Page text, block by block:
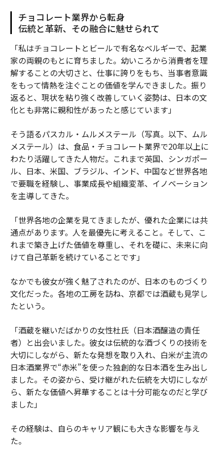
チョコレート業界から転身
伝統と革新、その融合に魅せられて
「私はチョコレートとビールで有名なベルギーで、起業
家の両親のもとに育ちました。幼いころから消費者を理
解することの大切さと、仕事に誇りをもち、当事者意識
をもって情熱を注ぐことの価値を学んできました。振り
返ると、現状を粘り強く改善していく姿勢は、日本の文
化とも非常に親和性があったと感じています」
そう語るパスカル・ムルメステール（写真。以下、ムル
メステール）は、食品・チョコレート業界で20年以上に
わたり活躍してきた人物だ。これまで英国、シンガポー
ル、日本、米国、ブラジル、インド、中国など世界各地
で要職を経験し、事業成長や組織変革、イノベーション
を主導してきた。
「世界各地の企業を見てきましたが、優れた企業には共
通点があります。人を最優先に考えること。そして、こ
れまで築き上げた価値を尊重し、それを礎に、未来に向
けて自己革新を続けていることです」
なかでも彼女が強く魅了されたのが、日本のものづくり
文化だった。各地の工房を訪ね、京都では酒蔵も見学し
たという。
「酒蔵を継いだばかりの女性杜氏（日本酒醸造の責任
者）と出会いました。彼女は伝統的な酒づくりの技術を
大切にしながら、新たな発想を取り入れ、白米が主流の
日本酒業界で“赤米”を使った独創的な日本酒を生み出し
ました。その姿から、受け継がれた伝統を大切にしなが
ら、新たな価値へ昇華することは十分可能なのだと学び
ました」
その経験は、自らのキャリア観にも大きな影響を与え
た。